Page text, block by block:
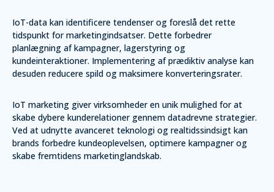
IoT-data kan identificere tendenser og foreslå det rette
tidspunkt for marketingindsatser. Dette forbedrer
planlægning af kampagner, lagerstyring og
kundeinteraktioner. Implementering af prædiktiv analyse kan
desuden reducere spild og maksimere konverteringsrater.
IoT marketing giver virksomheder en unik mulighed for at
skabe dybere kunderelationer gennem datadrevne strategier.
Ved at udnytte avanceret teknologi og realtidssindsigt kan
brands forbedre kundeoplevelsen, optimere kampagner og
skabe fremtidens marketinglandskab.